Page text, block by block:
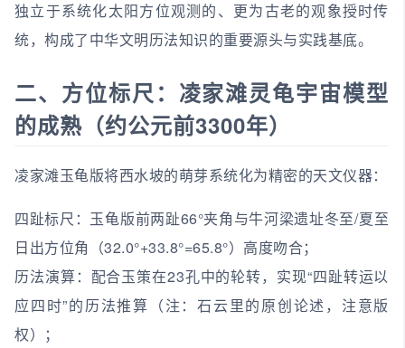
独立于系统化太阳方位观测的、更为古老的观象授时传
统，构成了中华文明历法知识的重要源头与实践基底。
二、方位标尺：凌家滩灵龟宇宙模型
的成熟（约公元前3300年）
凌家滩玉龟版将西水坡的萌芽系统化为精密的天文仪器：
四趾标尺：玉龟版前两趾66°夹角与牛河梁遗址冬至/夏至
日出方位角（32.0°+33.8°=65.8°）高度吻合；
历法演算：配合玉策在23孔中的轮转，实现“四趾转运以
应四时”的历法推算（注：石云里的原创论述，注意版
权）；